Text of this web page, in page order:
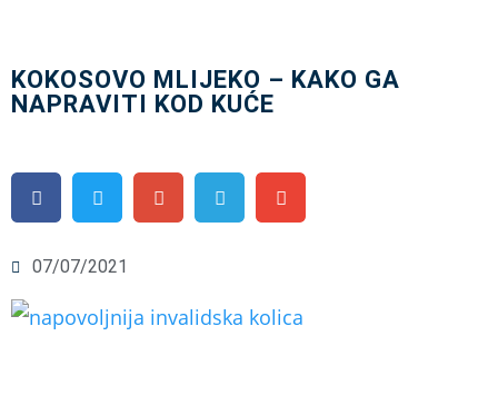
KOKOSOVO MLIJEKO – KAKO GA
NAPRAVITI KOD KUĆE
07/07/2021